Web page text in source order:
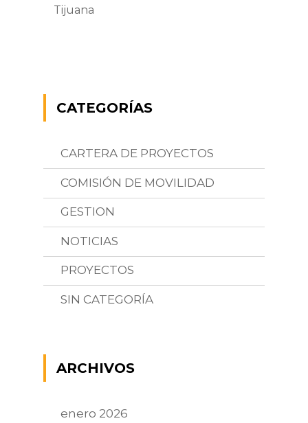
Tijuana
CATEGORÍAS
CARTERA DE PROYECTOS
COMISIÓN DE MOVILIDAD
GESTION
NOTICIAS
PROYECTOS
SIN CATEGORÍA
ARCHIVOS
enero 2026